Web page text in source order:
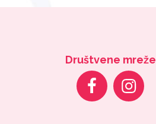
Društvene mreže